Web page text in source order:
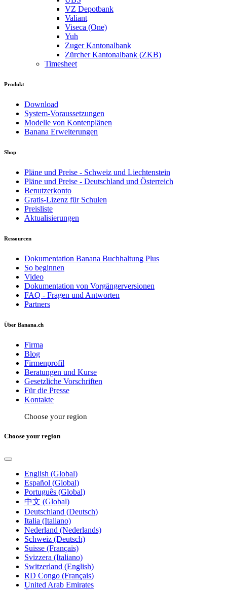
VZ Depotbank
Valiant
Viseca (One)
Yuh
Zuger Kantonalbank
Zürcher Kantonalbank (ZKB)
Timesheet
Produkt
Download
System-Voraussetzungen
Modelle von Kontenplänen
Banana Erweiterungen
Shop
Pläne und Preise - Schweiz und Liechtenstein
Pläne und Preise - Deutschland und Österreich
Benutzerkonto
Gratis-Lizenz für Schulen
Preisliste
Aktualisierungen
Ressourcen
Dokumentation Banana Buchhaltung Plus
So beginnen
Video
Dokumentation von Vorgängerversionen
FAQ - Fragen und Antworten
Partners
Über Banana.ch
Firma
Blog
Firmenprofil
Beratungen und Kurse
Gesetzliche Vorschriften
Für die Presse
Kontakte
Choose your region
Choose your region
English (Global)
Español (Global)
Português (Global)
中文 (Global)
Deutschland (Deutsch)
Italia (Italiano)
Nederland (Nederlands)
Schweiz (Deutsch)
Suisse (Français)
Svizzera (Italiano)
Switzerland (English)
RD Congo (Français)
United Arab Emirates